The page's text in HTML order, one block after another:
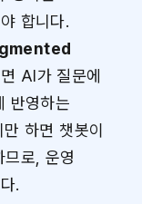
합니다.
AI가 질문에
반영하는
하면 챗봇이
로, 운영
.